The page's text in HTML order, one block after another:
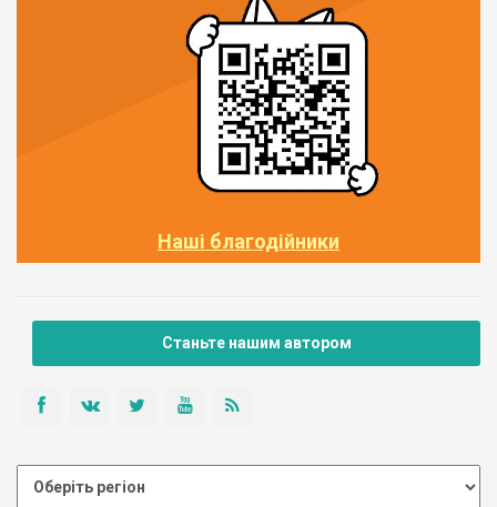
Наші благодійники
Станьте нашим автором